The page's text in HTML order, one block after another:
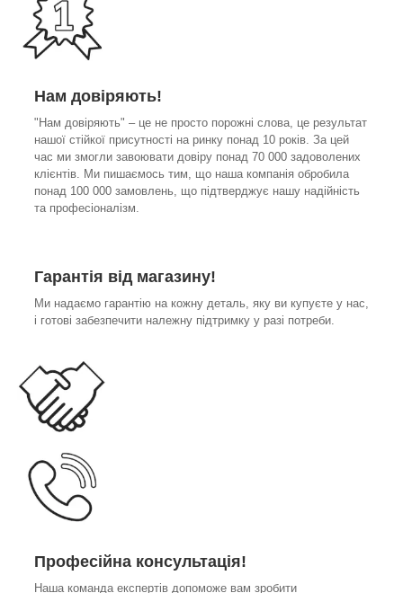
Нам довіряють!
"Нам довіряють" – це не просто порожні слова, це результат
нашої стійкої присутності на ринку понад 10 років. За цей
час ми змогли завоювати довіру понад 70 000 задоволених
клієнтів. Ми пишаємось тим, що наша компанія обробила
понад 100 000 замовлень, що підтверджує нашу надійність
та професіоналізм.
Гарантія від магазину!
Ми надаємо гарантію на кожну деталь, яку ви купуєте у нас,
і готові забезпечити належну підтримку у разі потреби.
Професійна консультація!
Наша команда експертів допоможе вам зробити